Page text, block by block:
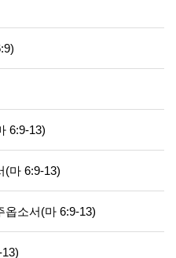
6:9-13)
(마 6:9-13)
옵소서(마 6:9-13)